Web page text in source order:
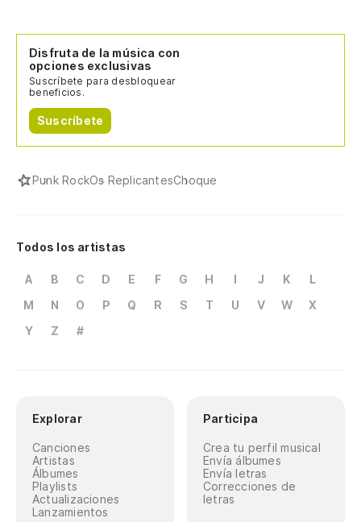
Disfruta de la música con
opciones exclusivas
Suscríbete para desbloquear
beneficios.
Suscríbete
Punk RockOs ReplicantesChoque
Todos los artistas
A B C D E F G H I J K
L
M
N O P Q R S T U V W
X
Y
Z #
Explorar
Canciones
Artistas
Álbumes
Playlists
Actualizaciones
Lanzamientos
Participa
Crea tu perfil musical
Envía álbumes
Envía letras
Correcciones de
letras